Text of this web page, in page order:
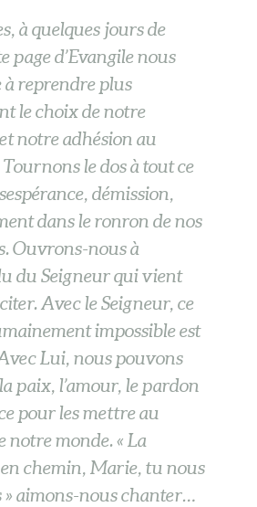
à quelques jours de
page d’Evangile nous
à reprendre plus
le choix de notre
notre adhésion au
le dos à tout ce
démission,
dans le ronron de nos
Ouvrons-nous à
du Seigneur qui vient
Avec le Seigneur, ce
impossible est
Lui, nous pouvons
paix, l’amour, le pardon
pour les mettre au
notre monde. « La
chemin, Marie, tu nous
» aimons-nous chanter…